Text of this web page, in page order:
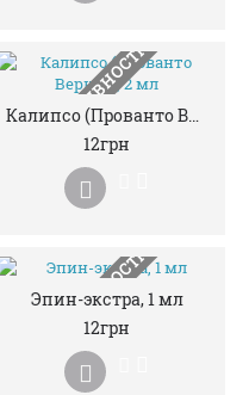
НЕМАЄ В НАЯВНОСТІ
Калипсо (Прованто Вернал), 2 мл
12грн
НЕМАЄ В НАЯВНОСТІ
Эпин-экстра, 1 мл
12грн